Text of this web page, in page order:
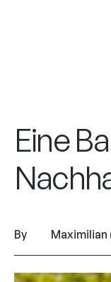
Eine
By Maximilian